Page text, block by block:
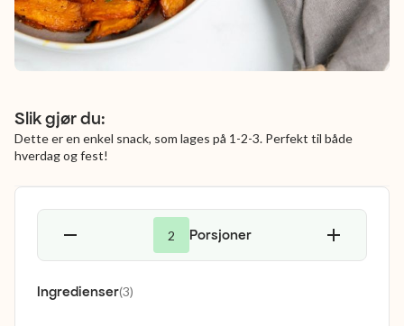
Slik gjør du:
Dette er en enkel snack, som lages på 1-2-3. Perfekt til både
hverdag og fest!
2 Porsjoner
Ingredienser(3)